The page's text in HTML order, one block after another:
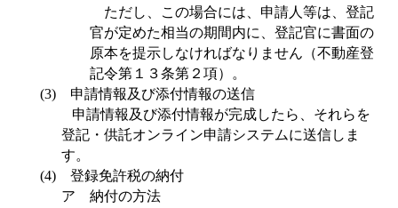
ただし、この場合には、申請人等は、登記
官が定めた相当の期間内に、登記官に書面の
原本を提示しなければなりません（不動産登
記令第１３条第２項）。
(3) 申請情報及び添付情報の送信
申請情報及び添付情報が完成したら、それらを
登記・供託オンライン申請システムに送信しま
す。
(4) 登録免許税の納付
ア 納付の方法